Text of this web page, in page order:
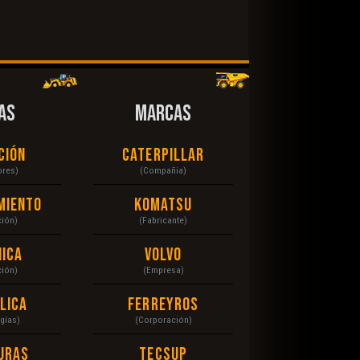
MARCAS
Caterpillar
(Compañia)
Komatsu
(Fabricante)
Volvo
(Empresa)
Ferreyros
(Corporación)
Tecsup